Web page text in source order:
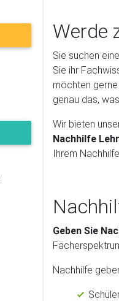
Werde
Sie suchen
Sie ihr
möchten
genau das,
Wir bieten
Nachhilfe
Ihrem
Geben Sie
Nachhilfe